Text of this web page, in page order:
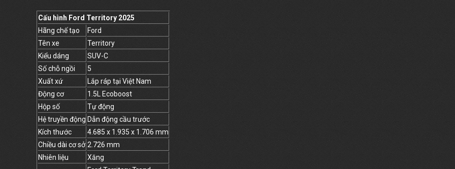
Cấu hình Ford Territory 2025
Hãng chế tạo
Ford
Tên xe
Territory
Kiểu dáng
SUV-C
Số chỗ ngồi
5
Xuất xứ
Lắp ráp tại Việt Nam
Động cơ
1.5L Ecoboost
Hộp số
Tự động
Hệ truyền động Dẫn động cầu trước
Kích thước
4.685 x 1.935 x 1.706 mm
Chiều dài cơ sở 2.726 mm
Nhiên liệu
Xăng